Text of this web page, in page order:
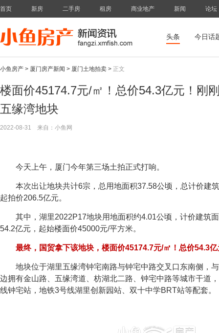
首页 新房 二手房 租房 商业地产 新闻 论坛
头条 今日话
小鱼房产 > 厦门房产新闻 > 厦门土地拍卖 > 正文
楼面价45174.7元/㎡！总价54.3亿元！刚
五缘湾地块
2022-08-31 来自：小鱼网
今天上午，厦门今年第三场土拍正式打响。
本次出让地块共计6宗，总用地面积37.58公顷，总计价建
起拍价206.5亿元。
其中，湖里2022P17地块用地面积约4.01公顷，计价建筑面
54.2亿元，起始楼面价45000元/平方米。
最终，国贸拿下该地块，楼面价45174.7元/㎡！总价54.3
地块位于湖里五缘湾钟宅南路与钟宅中路交叉口东南侧，与
边拥有金山路、五缘湾道、枋湖北二路、钟宅中路等城市干道
线钟宅站，地铁3号线湖里创新园站、双十中学BRT站等配套。